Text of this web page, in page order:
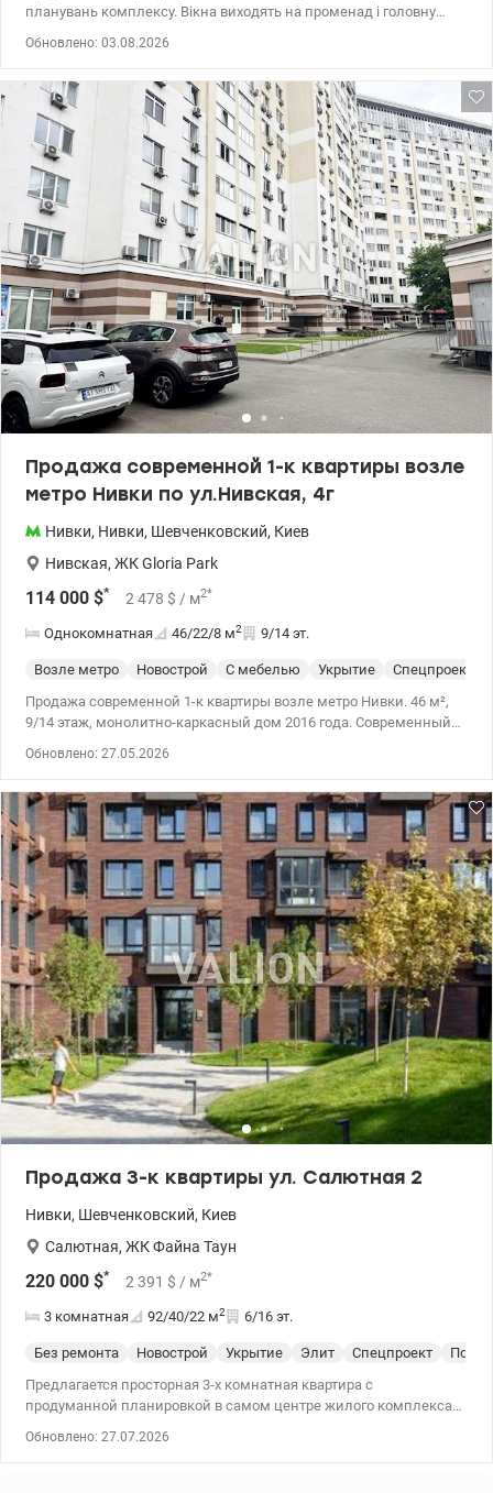
планувань комплексу. Вікна виходять на променад і головну
специфікаціями і підбором меблів, сантехніки, освітлення,
матеріалів. Проект передбачає: кухню-вітальню з виходом на
терасу, гардеробну, гостьовий санвузол, пральню, 2 дитячих
кімнати, господарську спальню з власним санвузлом і виходом
на балкон. Без комиссии для покупателя. Цена- 285000 у.е.
Зарицкая Анастасия тел. 0994463599 valion.ua/1151661
Обновлено: 03.08.2026
Продажа современной 1-к квартиры возле
метро Нивки по ул.Нивская, 4г
Нивки, Нивки, Шевченковский, Киев
Нивская, ЖК Gloria Park
114 000 $* 2 478 $ / м2*
Однокомнатная 46/22/8 м2 9/14 эт.
Возле метро Новострой С мебелью Укрытие Спецпроект
Продажа современной 1-к квартиры возле метро Нивки. 46 м²,
9/14 этаж, монолитно-каркасный дом 2016 года. Современный
хранения. В доме установлены солнечные батареи – при
отключениях работают лифты, вода и интернет. Закрытый двор,
подземный паркинг, детская и спортивная площадки. Рядом
Сильпо и Парк Нивки. Идеальный вариант для жизни или в
аренду. Цена 114000у.о 0509051192 Алена Valion.ua/1150353
Обновлено: 27.05.2026
Продажа 3-к квартиры ул. Салютная 2
Нивки, Шевченковский, Киев
Салютная, ЖК Файна Таун
220 000 $* 2 391 $ / м2*
3 комнатная 92/40/22 м2 6/16 эт.
Без ремонта Новострой Укрытие Элит Спецпроект
Предлагается просторная 3-х комнатная квартира с
продуманной планировкой в ​​самом центре жилого комплекса
Обновлено: 27.07.2026